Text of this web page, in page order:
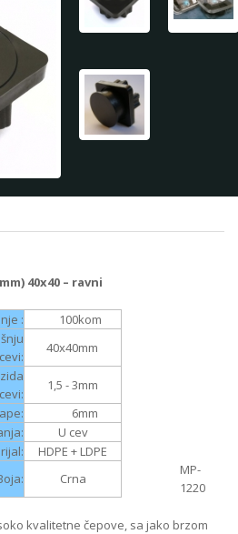
40x40 – ravni
: 100kom
40x40mm
cevi:
1,5 - 3mm
6mm
U cev
HDPE + LDPE
Crna
MP-
1220
kvalitetne čepove, sa jako brzom